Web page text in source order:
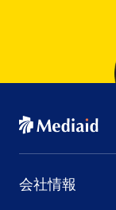
会社情報